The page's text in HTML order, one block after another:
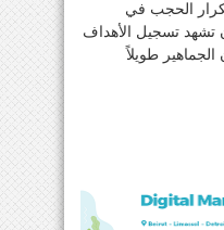
الحجب في
تشهد تسجيل الأهداف
طويلاً